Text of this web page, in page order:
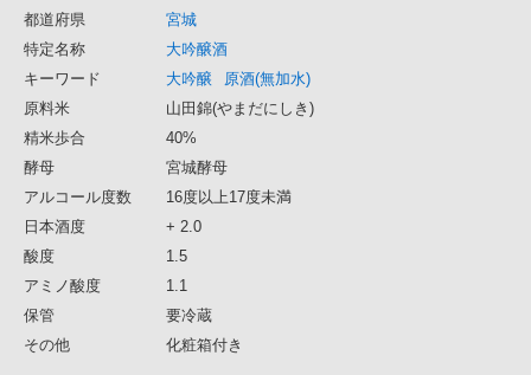
都道府県
宮城
特定名称
大吟醸酒
キーワード
大吟醸
原酒(無加水)
原料米
山田錦(やまだにしき)
精米歩合
40%
酵母
宮城酵母
アルコール度数
16度以上17度未満
日本酒度
+ 2.0
酸度
1.5
アミノ酸度
1.1
保管
要冷蔵
その他
化粧箱付き